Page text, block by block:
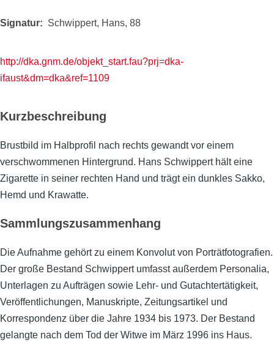
Signatur Schwippert, Hans, 88
http://dka.gnm.de/objekt_start.fau?prj=dka-
ifaust&dm=dka&ref=1109
Kurzbeschreibung
Brustbild im Halbprofil nach rechts gewandt vor einem
verschwommenen Hintergrund. Hans Schwippert hält eine
Zigarette in seiner rechten Hand und trägt ein dunkles Sakko,
Hemd und Krawatte.
Sammlungszusammenhang
Die Aufnahme gehört zu einem Konvolut von Porträtfotografien.
Der große Bestand Schwippert umfasst außerdem Personalia,
Unterlagen zu Aufträgen sowie Lehr- und Gutachtertätigkeit,
Veröffentlichungen, Manuskripte, Zeitungsartikel und
Korrespondenz über die Jahre 1934 bis 1973. Der Bestand
gelangte nach dem Tod der Witwe im März 1996 ins Haus.